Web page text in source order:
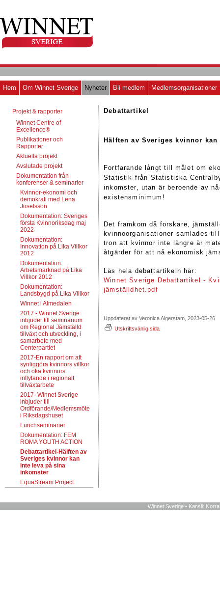
Hem Om Winnet Sverige Nyheter Bli medlem Medlemsorganisationer
Projekt & rapporter
Winnet Centre of
Excellence®
Publikationer och
Rapporter
Aktuella projekt
Avslutade projekt
Dokumentation från
konferenser & seminarier
Kvinnor-ekonomi och
demokrati med Lena
Josefsson
Dokumentation: Sveriges
första Kvinnoriksdag maj
2022
Dokumentation:
Innovation på Lika Villkor
2012
Dokumentation:
Arbetsmarknad på Lika
Villkor 2012
Dokumentation:
Landsbygd på Lika Villkor
Winnet i Almedalen
2017 - Winnet Sverige
inbjuder till seminarium
om Regional Jämställd
tillväxt och utveckling, i
samarbete med
Centerpartiet
2017-En rapport om att
synliggöra kvinnors villkor
och öka kvinnors
inflytande i regionalt
tillväxtarbete
2017- Winnet Sverige
inbjuder till
Ordförande/Medlemsmöte
i Riksdagshuset
Lunchseminarier
Dokumentation: FEM
ROMA YOUTH ACTION
Debattartikel-Hälften av
Sveriges kvinnor kan
inte leva på sina
inkomster
EquaStream Project
Debattartikel
Hälften av Sveriges kvinnor
Fortfarande långt till målet om
Statistik från Statistiska
inkomster, utan är beroende av
existensminimum!
Det framkom då forskare,
kvinnoorganisationer samlades
tron att kvinnor inte längre är
åtgärder för att nå ekonomisk
Läs hela debattartikeln här:
Winnet Sverige Debattartikel -
jämställdhet.pdf
Uppdaterat av Veronica Algerstam, 2023-05-26
Utskriftsvänlig sida
Winnet Sverige • Kansli: